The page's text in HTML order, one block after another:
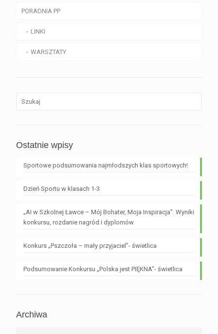
PORADNIA PP
LINKI
WARSZTATY
Ostatnie wpisy
Sportowe podsumowania najmłodszych klas sportowych!
Dzień Sportu w klasach 1-3
„AI w Szkolnej Ławce – Mój Bohater, Moja Inspiracja”. Wyniki
konkursu, rozdanie nagród i dyplomów
Konkurs „Pszczoła – mały przyjaciel”- świetlica
Podsumowanie Konkursu „Polska jest PIĘKNA”- świetlica
Archiwa